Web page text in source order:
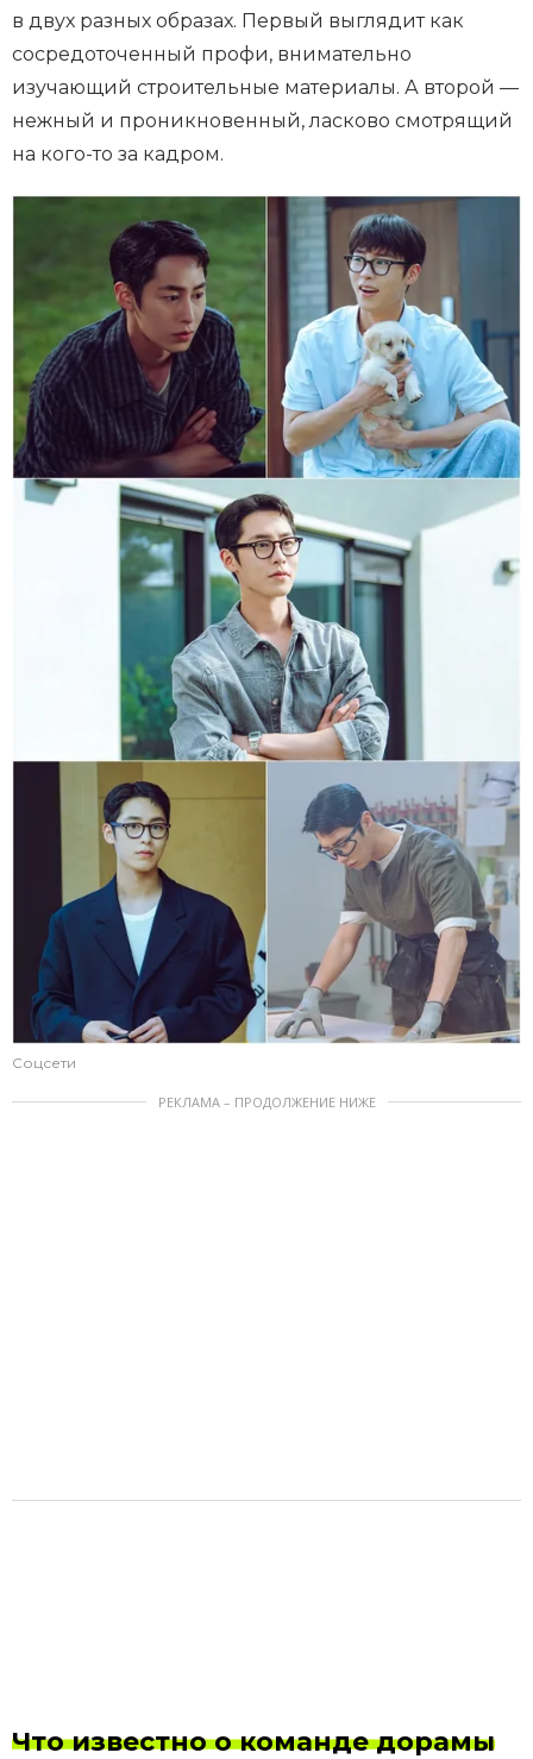
в двух разных образах. Первый выглядит как
сосредоточенный профи, внимательно
изучающий строительные материалы. А второй —
нежный и проникновенный, ласково смотрящий
на кого-то за кадром.
Соцсети
РЕКЛАМА – ПРОДОЛЖЕНИЕ НИЖЕ
Что известно о команде дорамы